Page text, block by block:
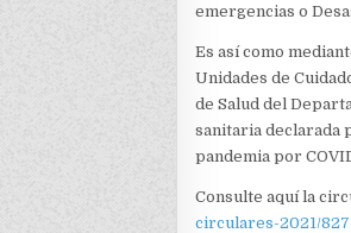
emergencias o
Es así como
Unidades de
de Salud del
sanitaria declarada
pandemia por
Consulte aquí la
circulares-2021/